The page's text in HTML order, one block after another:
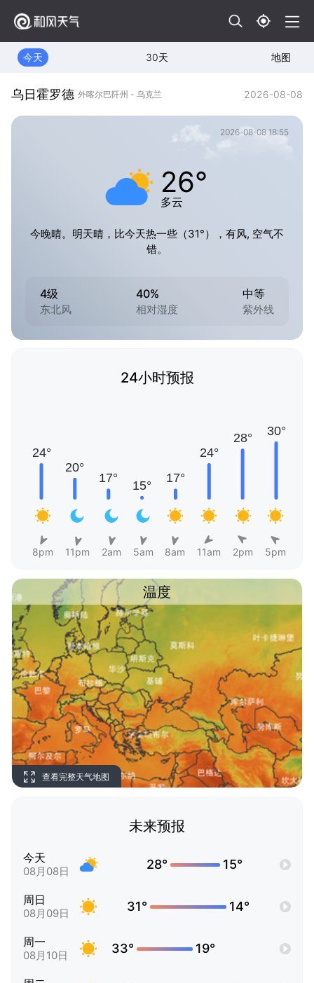
今天 30天 地图
乌日霍罗德 外喀尔巴阡州 - 乌克兰 2026-08-08
2026-08-08 18:55
26°
多云
今晚晴。明天晴，比今天热一些（31°），有风, 空气不
错。
4级
东北风
40%
相对湿度
中等
紫外线
24小时预报
8pm 11pm 2am 5am 8am 11am 2pm 5pm
温度
查看完整天气地图
未来预报
今天
08月08日 28° 15°
周日
08月09日 31° 14°
周一
08月10日 33° 19°